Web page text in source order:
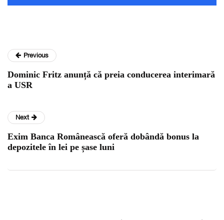
Previous
Dominic Fritz anunță că preia conducerea interimară
a USR
Next
Exim Banca Românească oferă dobândă bonus la
depozitele în lei pe șase luni